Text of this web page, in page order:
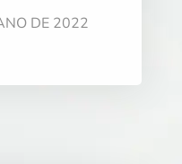
DE 2022